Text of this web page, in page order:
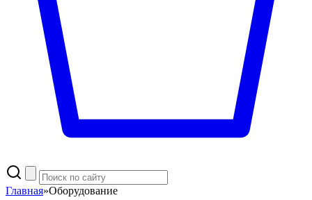
Главная»Оборудование